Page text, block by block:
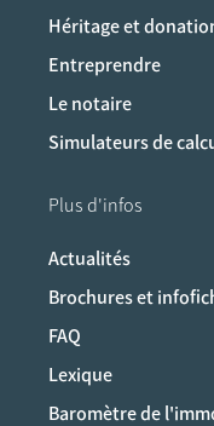
Héritage et
Entreprendre
Le notaire
Simulateurs de
Plus d'infos
Actualités
Brochures et
FAQ
Lexique
Baromètre de